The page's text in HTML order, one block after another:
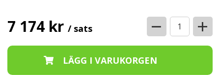
7 174 kr / sats − +